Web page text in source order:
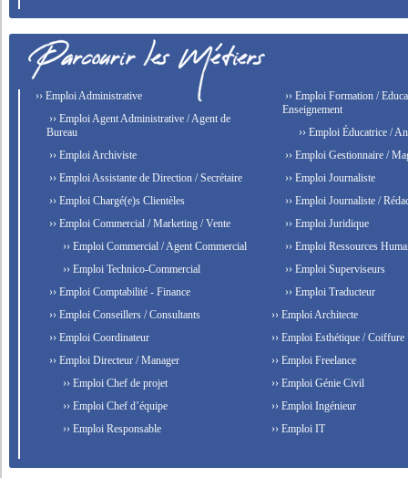
›› Emploi Administrative
›› Emploi Agent Administrative / Agent de
Bureau
›› Emploi Archiviste
›› Emploi Assistante de Direction / Secrétaire
›› Emploi Chargé(e)s Clientèles
›› Emploi Commercial / Marketing / Vente
›› Emploi Commercial / Agent Commercial
›› Emploi Technico-Commercial
›› Emploi Comptabilité - Finance
›› Emploi Conseillers / Consultants
›› Emploi Coordinateur
›› Emploi Directeur / Manager
›› Emploi Chef de projet
›› Emploi Chef d’équipe
›› Emploi Responsable
›› Emploi Formation /
Enseignement
›› Emploi Éducatrice /
›› Emploi Gestionnaire /
›› Emploi Journaliste
›› Emploi Journaliste /
›› Emploi Juridique
›› Emploi Ressources
›› Emploi Superviseurs
›› Emploi Traducteur
›› Emploi Architecte
›› Emploi Esthétique / Coiffure
›› Emploi Freelance
›› Emploi Génie Civil
›› Emploi Ingénieur
›› Emploi IT